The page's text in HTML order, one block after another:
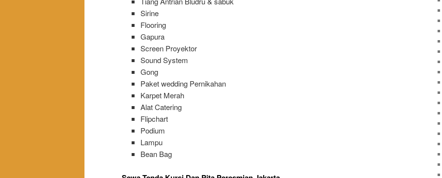
Sirine
Flooring
Gapura
Screen Proyektor
Sound System
Gong
Paket wedding Pernikahan
Karpet Merah
Alat Catering
Flipchart
Podium
Lampu
Bean Bag